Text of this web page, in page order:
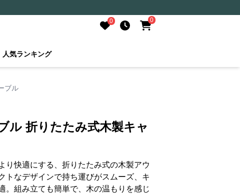
0
0
人気ランキング
ブル
ル 折りたたみ式木製キャ
り快適にする、折りたたみ式の木製アウ
トなデザインで持ち運びがスムーズ、キ
。組み立ても簡単で、木の温もりを感じ